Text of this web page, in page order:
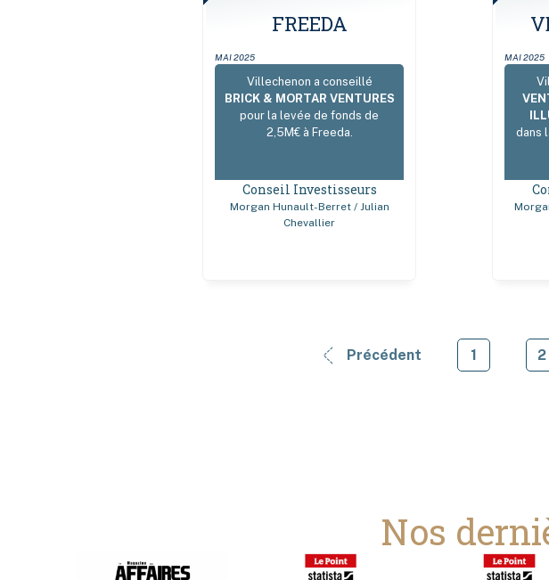
FREEDA
MAI 2025
Villechenon a conseillé
BRICK & MORTAR VENTURES
pour la levée de fonds de
2,5M€ à Freeda.
Conseil Investisseurs
Morgan Hunault-Berret / Julian
Chevallier
MAI 2025
dans
Précédent 1 2
Nos